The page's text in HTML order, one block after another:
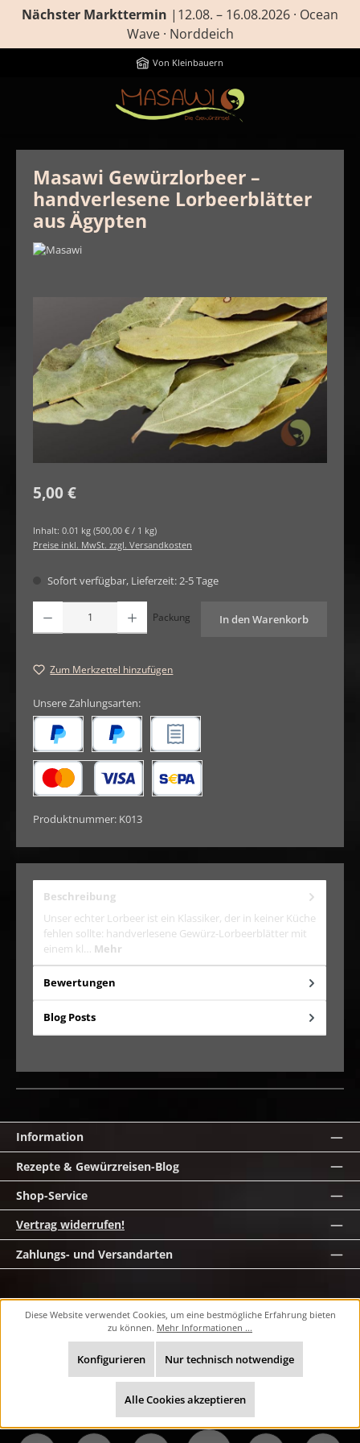
Zum Hauptinhalt springen
Nächster Markttermin |12.08. – 16.08.2026 · Ocean
Wave · Norddeich
Von Kleinbauern
Masawi Gewürzlorbeer –
handverlesene Lorbeerblätter
aus Ägypten
Bildergalerie überspringen
Regulärer Preis:
5,00 €
Inhalt: 0.01 kg (500,00 € / 1 kg)
Preise inkl. MwSt. zzgl. Versandkosten
Sofort verfügbar, Lieferzeit: 2-5 Tage
Packung In den Warenkorb
Zum Merkzettel hinzufügen
Unsere Zahlungsarten:
Später Bezahlen
PayPal Rechnungskauf
Produktnummer: K013
Beschreibung
Unser echter Lorbeer ist ein Klassiker, der in keiner Küche
fehlen sollte: handverlesene Gewürz-Lorbeerblätter mit
einem kl… Mehr
Bewertungen
Blog Posts
Information
Rezepte & Gewürzreisen-Blog
Shop-Service
Vertrag widerrufen!
Zahlungs- und Versandarten
Nachnahmegebühren, wenn nicht anders angegeben.
© 2026 masawi.de - Alle Rechte vorbehalten. Theme by
Diese Website verwendet Cookies, um eine bestmögliche Erfahrung bieten
zu können. Mehr Informationen ...
Nur technisch notwendige
Konfigurieren
Alle Cookies akzeptieren